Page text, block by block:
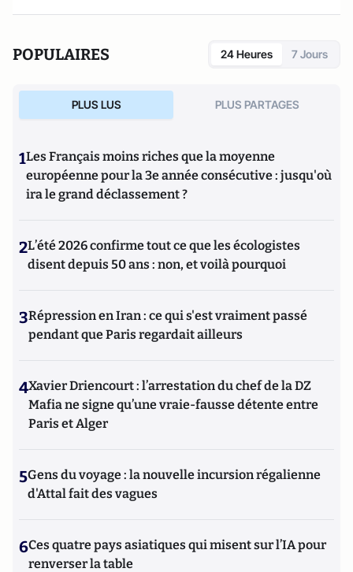
d’ouvrages et de nombreux articles sur l’histoire de
mondialisations, l’histoire de la monnaie, l’histoire du
nazisme et des autres violences de masse au XXème siècle
ou l’histoire des relations internationales et des conflits
Benjamin Disraëli.
POPULAIRES 24 Heures 7 Jours
PLUS LUS PLUS PARTAGES
1Les Français moins riches que la moyenne
européenne pour la 3e année consécutive : jusqu'où
ira le grand déclassement ?
2L’été 2026 confirme tout ce que les écologistes
disent depuis 50 ans : non, et voilà pourquoi
3Répression en Iran : ce qui s'est vraiment passé
pendant que Paris regardait ailleurs
4Xavier Driencourt : l’arrestation du chef de la DZ
Mafia ne signe qu’une vraie-fausse détente entre
Paris et Alger
5Gens du voyage : la nouvelle incursion régalienne
d'Attal fait des vagues
6Ces quatre pays asiatiques qui misent sur l’IA pour
renverser la table